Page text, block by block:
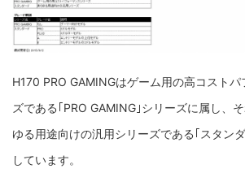
H170 PRO GAMINGはゲーム用の高コスト
ズである｢PRO GAMING｣シリーズに属し、
ゆる用途向けの汎用シリーズである｢スタン
しています。